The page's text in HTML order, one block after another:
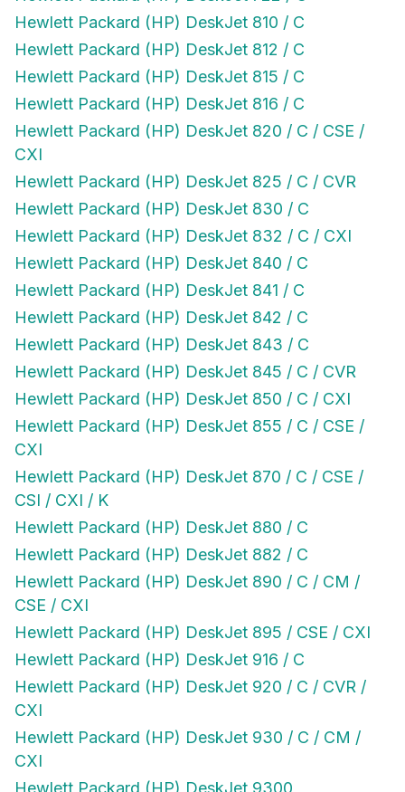
Hewlett Packard (HP) DeskJet 810 / C
Hewlett Packard (HP) DeskJet 812 / C
Hewlett Packard (HP) DeskJet 815 / C
Hewlett Packard (HP) DeskJet 816 / C
Hewlett Packard (HP) DeskJet 820 / C / CSE /
CXI
Hewlett Packard (HP) DeskJet 825 / C / CVR
Hewlett Packard (HP) DeskJet 830 / C
Hewlett Packard (HP) DeskJet 832 / C / CXI
Hewlett Packard (HP) DeskJet 840 / C
Hewlett Packard (HP) DeskJet 841 / C
Hewlett Packard (HP) DeskJet 842 / C
Hewlett Packard (HP) DeskJet 843 / C
Hewlett Packard (HP) DeskJet 845 / C / CVR
Hewlett Packard (HP) DeskJet 850 / C / CXI
Hewlett Packard (HP) DeskJet 855 / C / CSE /
CXI
Hewlett Packard (HP) DeskJet 870 / C / CSE /
CSI / CXI / K
Hewlett Packard (HP) DeskJet 880 / C
Hewlett Packard (HP) DeskJet 882 / C
Hewlett Packard (HP) DeskJet 890 / C / CM /
CSE / CXI
Hewlett Packard (HP) DeskJet 895 / CSE / CXI
Hewlett Packard (HP) DeskJet 916 / C
Hewlett Packard (HP) DeskJet 920 / C / CVR /
CXI
Hewlett Packard (HP) DeskJet 930 / C / CM /
CXI
Hewlett Packard (HP) DeskJet 9300